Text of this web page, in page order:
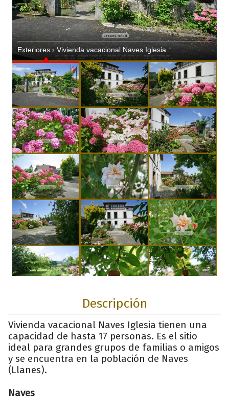
Descripción
Vivienda vacacional Naves Iglesia tienen una
capacidad de hasta 17 personas. Es el sitio
ideal para grandes grupos de familias o amigos
y se encuentra en la población de Naves
(Llanes).
Naves